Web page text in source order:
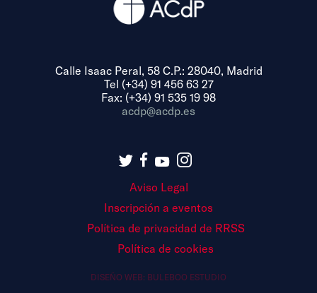
Calle Isaac Peral, 58 C.P.: 28040, Madrid
Tel (+34) 91 456 63 27
Fax: (+34) 91 535 19 98
acdp@acdp.es
Aviso Legal
Inscripción a eventos
Política de privacidad de RRSS
Política de cookies
DISEÑO WEB: BULEBOO ESTUDIO